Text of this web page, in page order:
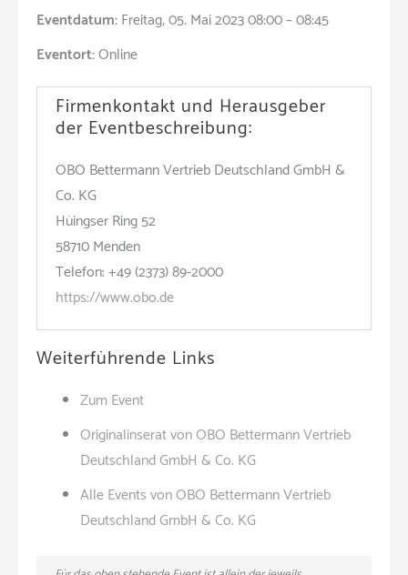
Eventdatum:Freitag, 05. Mai 2023 08:00 – 08:45
Eventort:Online
Firmenkontakt und Herausgeber
der Eventbeschreibung:
OBO Bettermann Vertrieb Deutschland GmbH &
Co. KG
Hüingser Ring 52
58710 Menden
Telefon: +49 (2373) 89-2000
https://www.obo.de
Weiterführende Links
Zum Event
Originalinserat von OBO Bettermann Vertrieb
Deutschland GmbH & Co. KG
Alle Events von OBO Bettermann Vertrieb
Deutschland GmbH & Co. KG